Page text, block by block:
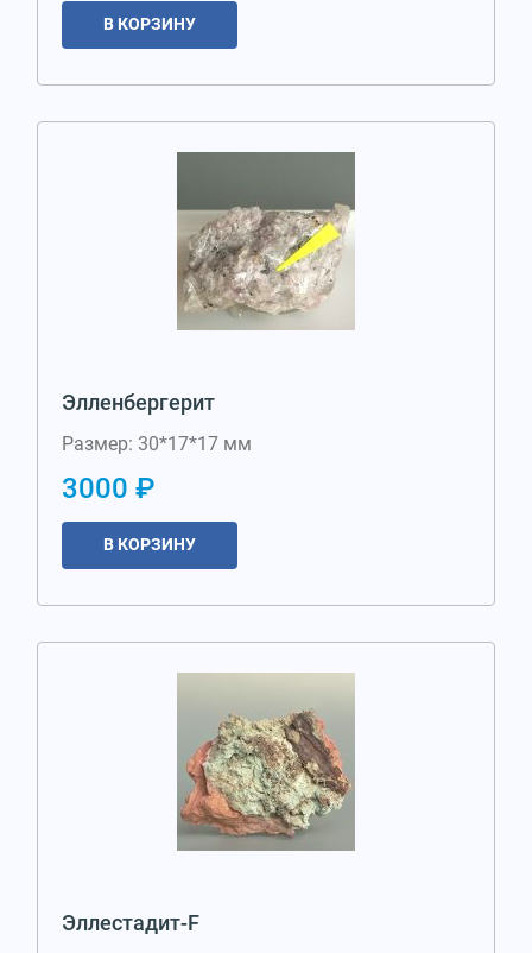
В КОРЗИНУ
Элленбергерит
Размер: 30*17*17 мм
3000 ₽
В КОРЗИНУ
Эллестадит-F